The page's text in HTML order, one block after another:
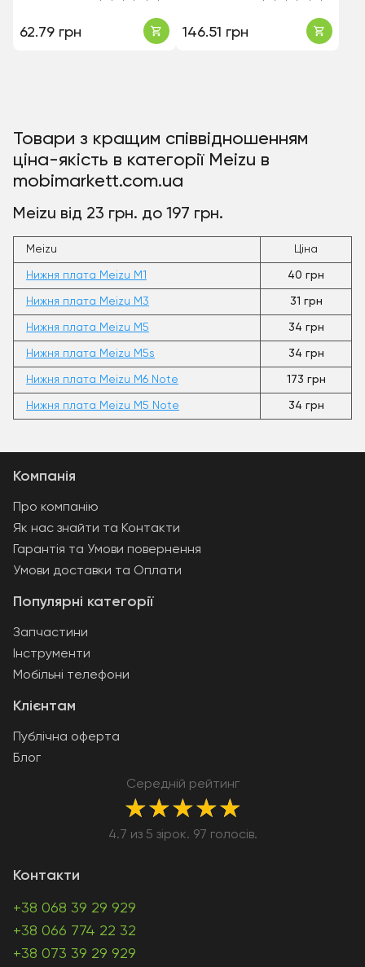
62.79 грн 146.51 грн
Товари з кращим співвідношенням
ціна-якість в категорії Meizu в
mobimarkett.com.ua
Meizu від 23 грн. до 197 грн.
Meizu Ціна
Нижня плата Meizu M1 40 грн
Нижня плата Meizu M3 31 грн
Нижня плата Meizu M5 34 грн
Нижня плата Meizu M5s 34 грн
Нижня плата Meizu M6 Note 173 грн
Нижня плата Meizu M5 Note 34 грн
Контакти
+38 068 39 29 929
+38 066 774 22 32
+38 073 39 29 929
Клієнтам
Публічна оферта
Блог
Середній рейтинг
★★★★★
4.7 из 5 зірок. 97 голосів.
Популярні категорії
Запчастини
Інструменти
Мобільні телефони
Компанія
Про компанію
Як нас знайти та Контакти
Гарантія та Умови повернення
Умови доставки та Оплати